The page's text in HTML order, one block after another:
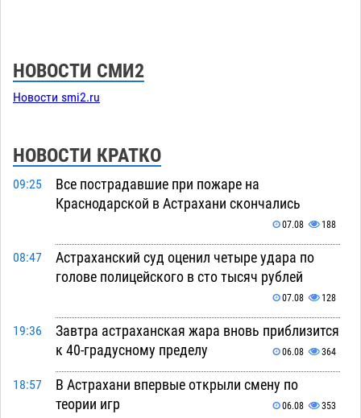
НОВОСТИ СМИ2
Новости smi2.ru
НОВОСТИ КРАТКО
09:25
Все пострадавшие при пожаре на
Краснодарской в Астрахани скончались
07.08 188
08:47
Астраханский суд оценил четыре удара по
голове полицейского в сто тысяч рублей
07.08 128
19:36
Завтра астраханская жара вновь приблизится
к 40-градусному пределу
06.08 364
18:57
В Астрахани впервые открыли смену по
теории игр
06.08 353